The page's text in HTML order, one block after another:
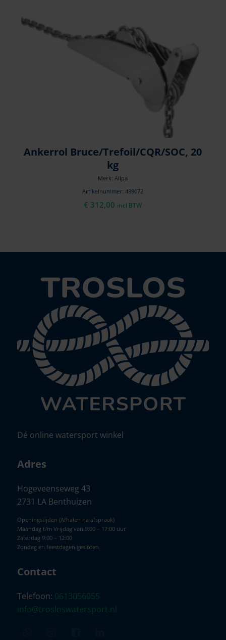
Ankerrol Bruce/Trefoil/CQR/SOC, 20
kg
Merk: Allpa
Artikelnummer: 489072
€ 312,00 incl BTW
Dé online watersport winkel
Adres
Hogeveenseweg 43
2731 LA Benthuizen
Openingstijden (Afhalen na afspraak)
Maandag t/m Vrijdag van 9:00 – 17:00 uur
Zaterdag 9:00 – 12:00
Zondag en feestdagen gesloten
Contact
Telefoon: 0613056055
info@trosloswatersport.nl